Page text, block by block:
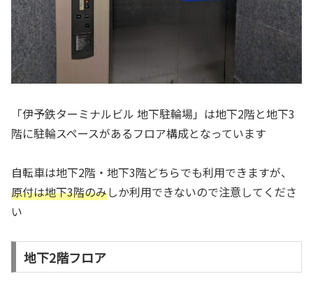
「伊予鉄ターミナルビル 地下駐輪場」は地下2階と地下3
階に駐輪スペースがあるフロア構成となっています
自転車は地下2階・地下3階どちらでも利用できますが、
原付は地下3階のみしか利用できないので注意してくださ
い
地下2階フロア